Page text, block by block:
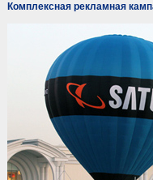
Комплексная рекламная